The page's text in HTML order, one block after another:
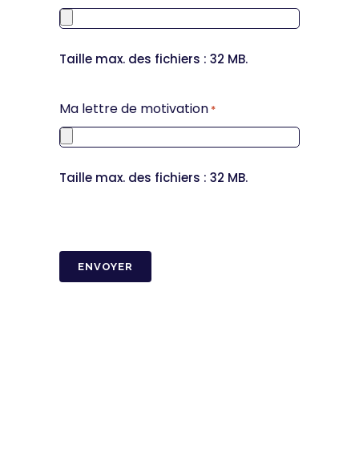
Taille max. des fichiers : 32 MB.
Ma lettre de motivation *
Taille max. des fichiers : 32 MB.